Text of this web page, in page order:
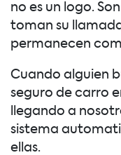
no es un logo.
toman su
permanecen
Cuando alguien
seguro de carro
llegando a
sistema
ellas.